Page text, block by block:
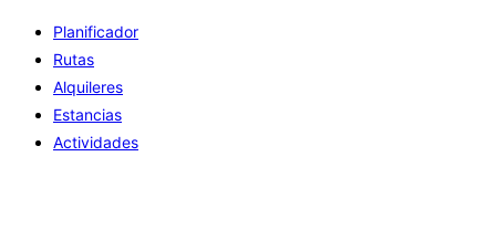
Planificador
Rutas
Alquileres
Estancias
Actividades